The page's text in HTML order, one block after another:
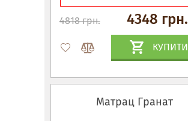
4818 грн. 4348 грн.
КУПИТИ
Матрац Гранат